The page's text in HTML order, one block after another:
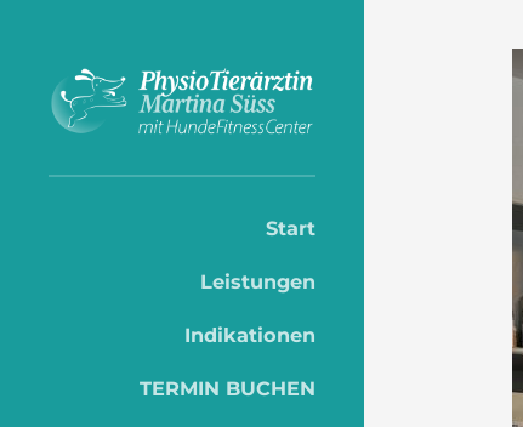
Start
Leistungen
Indikationen
TERMIN BUCHEN